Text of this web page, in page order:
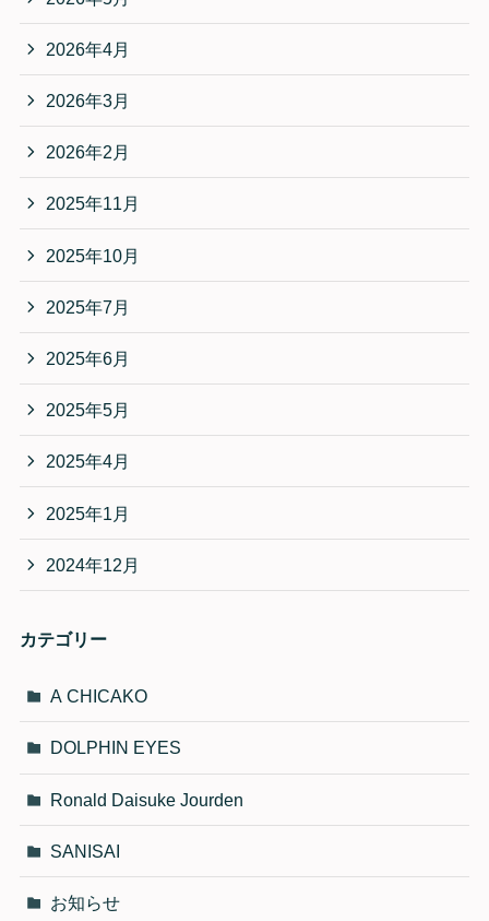
2026年4月
2026年3月
2026年2月
2025年11月
2025年10月
2025年7月
2025年6月
2025年5月
2025年4月
2025年1月
2024年12月
カテゴリー
A CHICAKO
DOLPHIN EYES
Ronald Daisuke Jourden
SANISAI
お知らせ